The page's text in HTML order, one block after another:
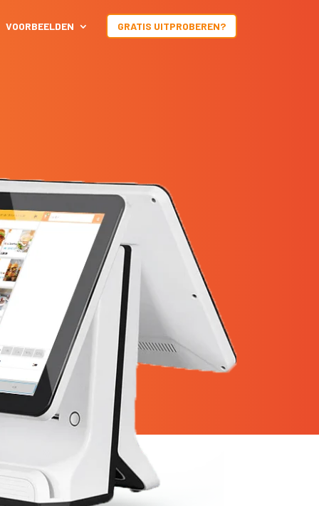
VOORBEELDEN GRATIS UITPROBEREN?